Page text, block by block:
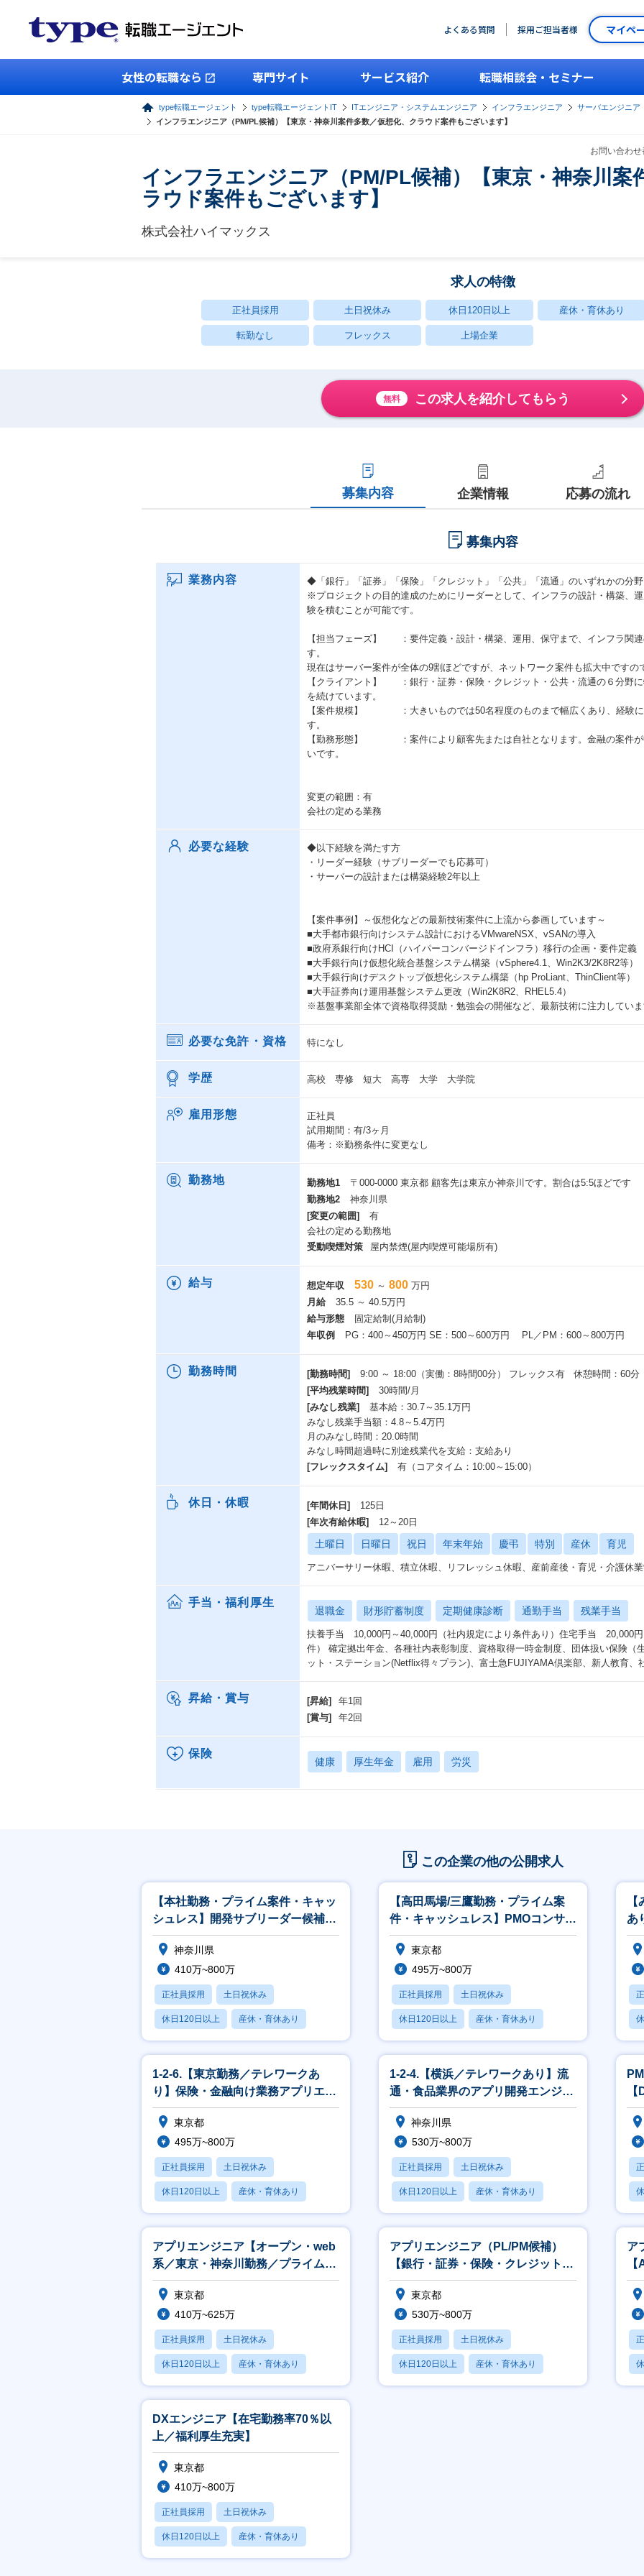
よくある質問 採用ご担当者様 マイペ
女性の転職なら 専門サイト サービス紹介 転職相談会・セミナー
type転職エージェント type転職エージェントIT ITエンジニア・システムエンジニア インフラエンジニア
サーバエンジニア
インフラエンジニア（PM/PL候補）【東京・神奈川案件多数／仮想化、クラウド案件もございます】
お問い合わ
インフラエンジニア（PM/PL候補）【東京・神奈川案
ラウド案件もございます】
株式会社ハイマックス
求人の特徴
正社員採用 土日祝休み 休日120日以上 産休・育休あり
転勤なし フレックス 上場企業
無料 この求人を紹介してもらう
募集内容 企業情報 応募の流れ
募集内容
業務内容
◆「銀行」「証券」「保険」「クレジット」「公共」「流通」のいずれかの分
※プロジェクトの目的達成のためにリーダーとして、インフラの設計・構築、
験を積むことが可能です。
【担当フェーズ】 ：要件定義・設計・構築、運用、保守まで、インフラ関
す。
現在はサーバー案件が全体の9割ほどですが、ネットワーク案件も拡大中です
【クライアント】 ：銀行・証券・保険・クレジット・公共・流通の６分野
を続けています。
【案件規模】 ：大きいものでは50名程度のものまで幅広くあり、経験に
す。
【勤務形態】 ：案件により顧客先または自社となります。金融の案件が
いです。
変更の範囲：有
会社の定める業務
必要な経験
◆以下経験を満たす方
・リーダー経験（サブリーダーでも応募可）
・サーバーの設計または構築経験2年以上
【案件事例】～仮想化などの最新技術案件に上流から参画しています～
■大手都市銀行向けシステム設計におけるVMwareNSX、vSANの導入
■政府系銀行向けHCI（ハイパーコンバージドインフラ）移行の企画・要件定義
■大手銀行向け仮想化統合基盤システム構築（vSphere4.1、Win2K3/2K8R2等）
■大手銀行向けデスクトップ仮想化システム構築（hp ProLiant、ThinClient等）
■大手証券向け運用基盤システム更改（Win2K8R2、RHEL5.4）
※基盤事業部全体で資格取得奨励・勉強会の開催など、最新技術に注力してい
必要な免許・資格 特になし
学歴 高校 専修 短大 高専 大学 大学院
雇用形態
正社員
試用期間：有/3ヶ月
備考：※勤務条件に変更なし
勤務地 勤務地1
〒000-0000 東京都 顧客先は東京か神奈川です。割合は5:5ほどです
勤務地2
神奈川県
[変更の範囲]
有
会社の定める勤務地
受動喫煙対策
屋内禁煙(屋内喫煙可能場所有)
給与 想定年収 530 ～ 800 万円
月給
35.5 ～ 40.5万円
給与形態
固定給制(月給制)
年収例
PG：400～450万円 SE：500～600万円 PL／PM：600～800万円
勤務時間 [勤務時間]
9:00 ～ 18:00（実働：8時間00分） フレックス有 休憩時間：60分
[平均残業時間]
30時間/月
[みなし残業]
基本給：30.7～35.1万円
みなし残業手当額：4.8～5.4万円
月のみなし時間：20.0時間
みなし時間超過時に別途残業代を支給：支給あり
[フレックスタイム]
有（コアタイム：10:00～15:00）
休日・休暇 [年間休日]
125日
[年次有給休暇]
12～20日
土曜日 日曜日 祝日 年末年始 慶弔 特別 産休 育児
アニバーサリー休暇、積立休暇、リフレッシュ休暇、産前産後・育児・介護休
手当・福利厚生
退職金 財形貯蓄制度 定期健康診断 通勤手当 残業手当
扶養手当 10,000円～40,000円（社内規定により条件あり）住宅手当 20,000
件） 確定拠出年金、各種社内表彰制度、資格取得一時金制度、団体扱い保険（
ット・ステーション(Netflix得々プラン)、富士急FUJIYAMA倶楽部、新人教育、
昇給・賞与 [昇給]
年1回
[賞与]
年2回
保険
健康 厚生年金 雇用 労災
この企業の他の公開求人
【本社勤務・プライム案件・キャッ
シュレス】開発サブリーダー候補、
PMO、開発エンジニア募集！
神奈川県
410万~800万
正社員採用 土日祝休み
休日120日以上 産休・育休あり
賞与あり
【高田馬場/三鷹勤務・プライム案
件・キャッシュレス】PMOコンサル
タント募集！
東京都
495万~800万
正社員採用 土日祝休み
休日120日以上 産休・育休あり
賞与あり
あ
リ
1-2-6.【東京勤務／テレワークあ
り】保険・金融向け業務アプリエン
ジニア（リーダー候補）
東京都
495万~800万
正社員採用 土日祝休み
休日120日以上 産休・育休あり
賞与あり
1-2-4.【横浜／テレワークあり】流
通・食品業界のアプリ開発エンジニ
ア
神奈川県
530万~800万
正社員採用 土日祝休み
休日120日以上 産休・育休あり
賞与あり
集
献
アプリエンジニア【オープン・web
系／東京・神奈川勤務／プライム案
件あり／福利厚生充実】
東京都
410万~625万
正社員採用 土日祝休み
休日120日以上 産休・育休あり
賞与あり
アプリエンジニア（PL/PM候補）
【銀行・証券・保険・クレジット・
公共・流通案件／福利厚生充実】
東京都
530万~800万
正社員採用 土日祝休み
休日120日以上 産休・育休あり
賞与あり
ア
ド
DXエンジニア【在宅勤務率70％以
上／福利厚生充実】
東京都
410万~800万
正社員採用 土日祝休み
休日120日以上 産休・育休あり
賞与あり